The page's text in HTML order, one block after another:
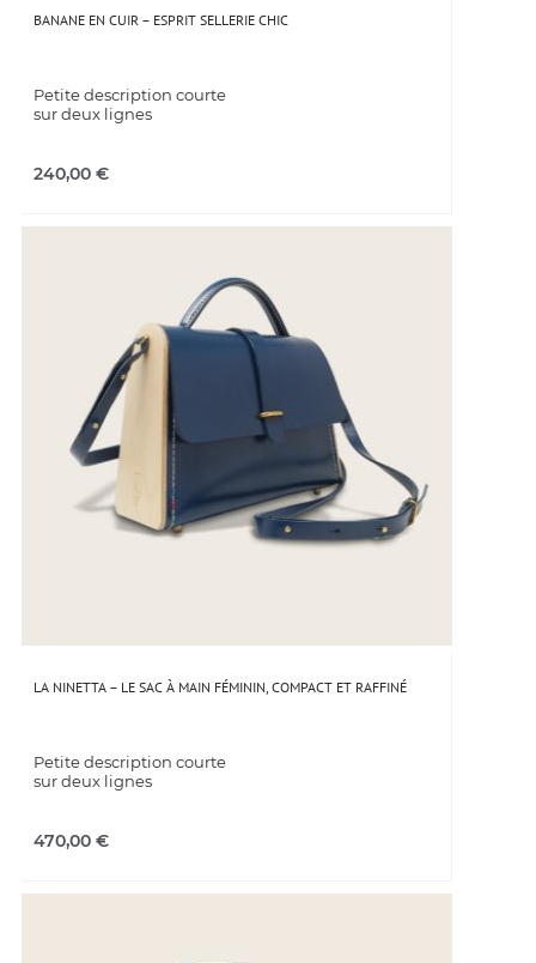
BANANE EN CUIR – ESPRIT SELLERIE CHIC
Petite description courte
sur deux lignes
240,00 €
LA NINETTA – LE SAC À MAIN FÉMININ, COMPACT ET RAFFINÉ
Petite description courte
sur deux lignes
470,00 €